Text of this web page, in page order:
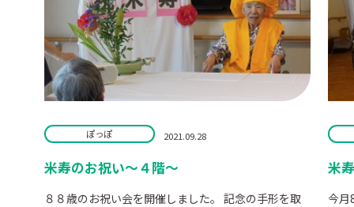
ぽっぽ 2021.09.28
米寿のお祝い～４階～
８８歳のお祝い会を開催しました。 記念の手形を取
米
今月